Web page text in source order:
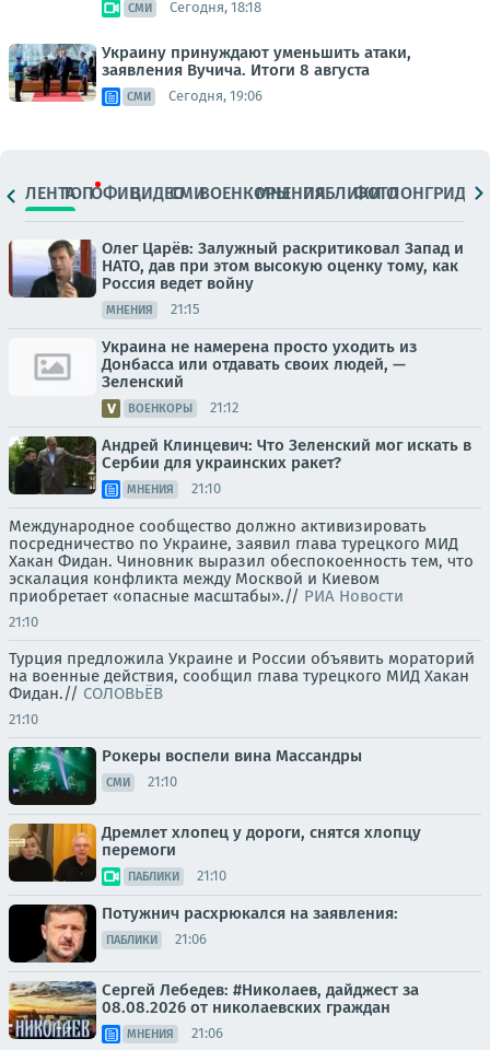
СМИ Сегодня, 18:18
Украину принуждают уменьшить атаки,
заявления Вучича. Итоги 8 августа
СМИ Сегодня, 19:06
ЛЕНТАТОПОФИЦ.ВИДЕОСМИВОЕНКОРЫМНЕНИЯПАБЛИКИ
ФОТОЛОНГРИДЫ
Олег Царёв: Залужный раскритиковал Запад и
НАТО, дав при этом высокую оценку тому, как
Россия ведет войну
МНЕНИЯ 21:15
Украина не намерена просто уходить из
Донбасса или отдавать своих людей, —
Зеленский
ВОЕНКОРЫ 21:12
Андрей Клинцевич: Что Зеленский мог искать в
Сербии для украинских ракет?
МНЕНИЯ 21:10
Международное сообщество должно активизировать
посредничество по Украине, заявил глава турецкого МИД
Хакан Фидан. Чиновник выразил обеспокоенность тем, что
эскалация конфликта между Москвой и Киевом
приобретает «опасные масштабы».// РИА Новости
21:10
Турция предложила Украине и России объявить мораторий
на военные действия, сообщил глава турецкого МИД Хакан
Фидан.// СОЛОВЬЁВ
21:10
Рокеры воспели вина Массандры
СМИ 21:10
Дремлет хлопец у дороги, снятся хлопцу
перемоги
ПАБЛИКИ 21:10
Потужнич расхрюкался на заявления:
ПАБЛИКИ 21:06
Сергей Лебедев: #Николаев, дайджест за
08.08.2026 от николаевских граждан
МНЕНИЯ 21:06